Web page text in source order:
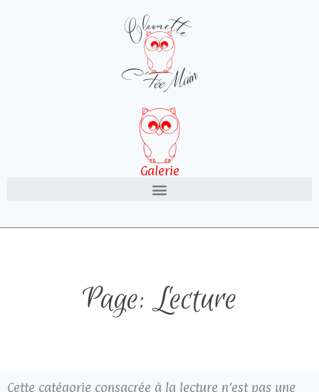
Galerie
Page: Lecture
Cette catégorie consacrée à la lecture n’est pas une